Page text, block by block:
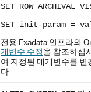
SET ROW ARCHIVAL
SET init-param =
전용 Exadata 인프라의
개변수 수정을 참조하십
여 지정된 매개변수를
다.